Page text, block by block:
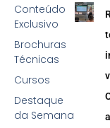
Conteúdo
Exclusivo
Brochuras
Técnicas
Cursos
Destaque
da Semana